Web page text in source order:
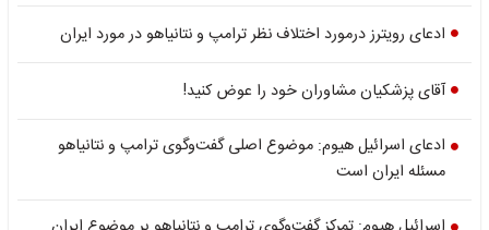
ادعای رویترز درمورد اختلاف نظر ترامپ و نتانیاهو در مورد ایران
آقای پزشکیان مشاوران خود را عوض کنید!
ادعای اسرائیل هیوم: موضوع اصلی گفت‌وگوی ترامپ و نتانیاهو
مسئله ایران است